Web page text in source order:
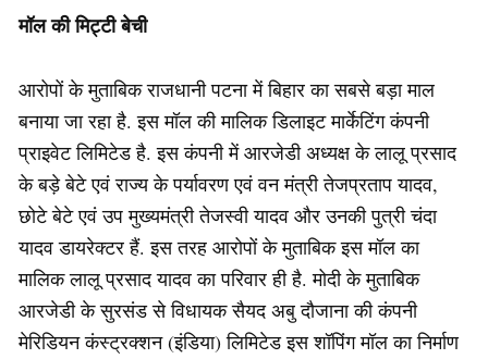
मॉल की मिट्टी बेची
आरोपों के मुताबिक राजधानी पटना में बिहार का सबसे बड़ा माल
बनाया जा रहा है. इस मॉल की मालिक डिलाइट मार्केटिंग कंपनी
प्राइवेट लिमिटेड है. इस कंपनी में आरजेडी अध्यक्ष के लालू प्रसाद
के बड़े बेटे एवं राज्य के पर्यावरण एवं वन मंत्री तेजप्रताप यादव,
छोटे बेटे एवं उप मुख्यमंत्री तेजस्वी यादव और उनकी पुत्री चंदा
यादव डायरेक्टर हैं. इस तरह आरोपों के मुताबिक इस मॉल का
मालिक लालू प्रसाद यादव का परिवार ही है. मोदी के मुताबिक
आरजेडी के सुरसंड से विधायक सैयद अबु दौजाना की कंपनी
मेरिडियन कंस्ट्रक्शन (इंडिया) लिमिटेड इस शॉपिंग मॉल का निर्माण